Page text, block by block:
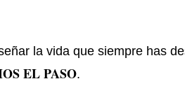
la vida que siempre has
EL PASO.